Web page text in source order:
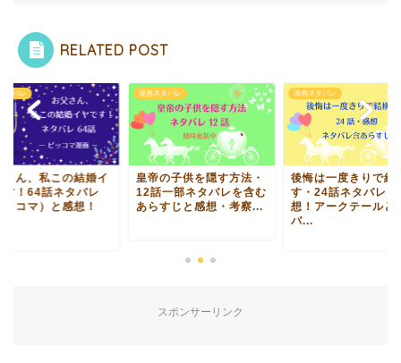
RELATED POST
タバレ
さん、私この結婚イ
す！64話ネタバレ
ッコマ）と感想！
漫画ネタバレ
皇帝の子供を隠す方法・
12話一部ネタバレを含む
あらすじと感想・考察...
漫画ネタバレ
後悔は一度きりで結
す・24話ネタバレと
想！アークテールと
バ...
スポンサーリンク